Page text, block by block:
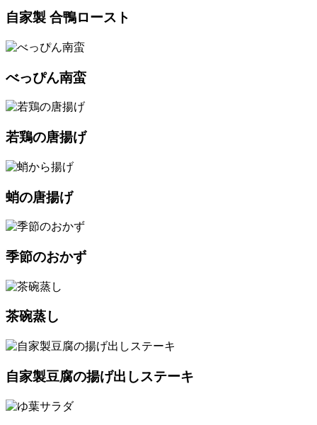
自家製 合鴨ロースト
べっぴん南蛮
若鶏の唐揚げ
蛸の唐揚げ
季節のおかず
茶碗蒸し
自家製豆腐の揚げ出しステーキ